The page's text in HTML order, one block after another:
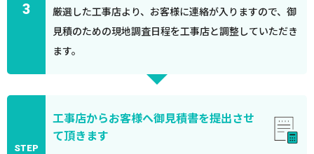
3
厳選した工事店より、お客様に連絡が入りますので、御
見積のための現地調査日程を工事店と調整していただき
ます。
STEP
工事店からお客様へ御見積書を提出させ
て頂きます